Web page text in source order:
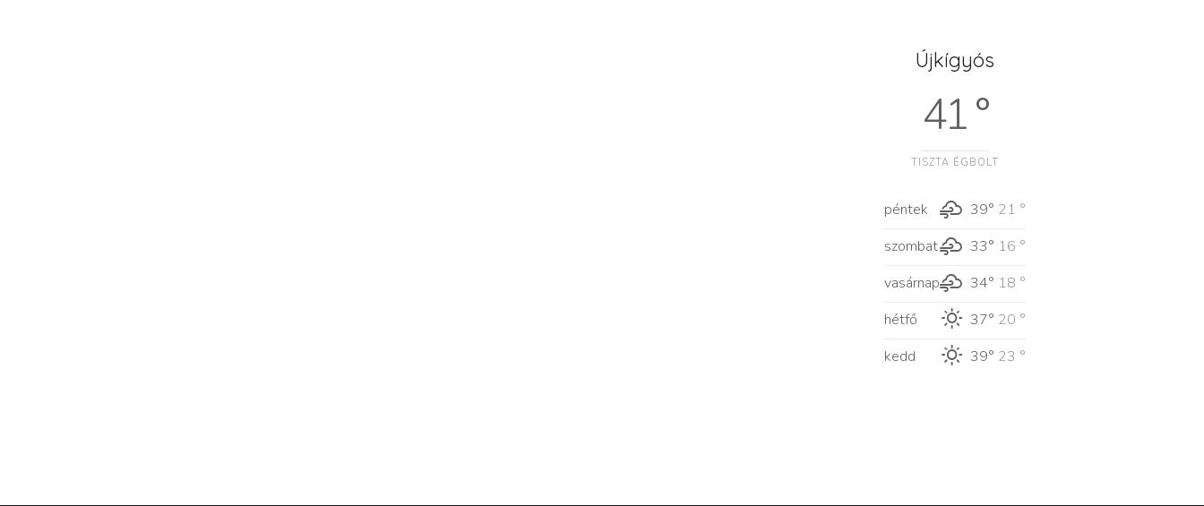
Újkígyós
41 °
TISZTA ÉGBOLT
péntek 39° 21 °
szombat
33° 16 °
vasárnap
34° 18 °
hétfő
37° 20 °
kedd
39° 23 °